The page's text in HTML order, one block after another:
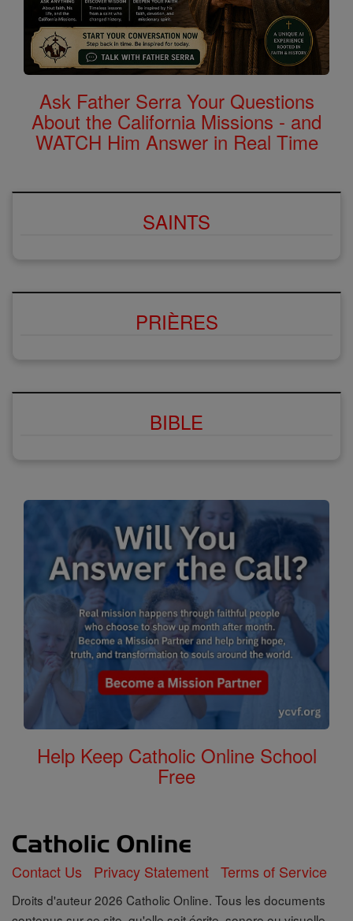
Ask Father Serra Your Questions
About the California Missions - and
WATCH Him Answer in Real Time
SAINTS
PRIÈRES
BIBLE
Help Keep Catholic Online School
Free
Contact Us Privacy Statement Terms of Service
Droits d'auteur 2026 Catholic Online. Tous les documents